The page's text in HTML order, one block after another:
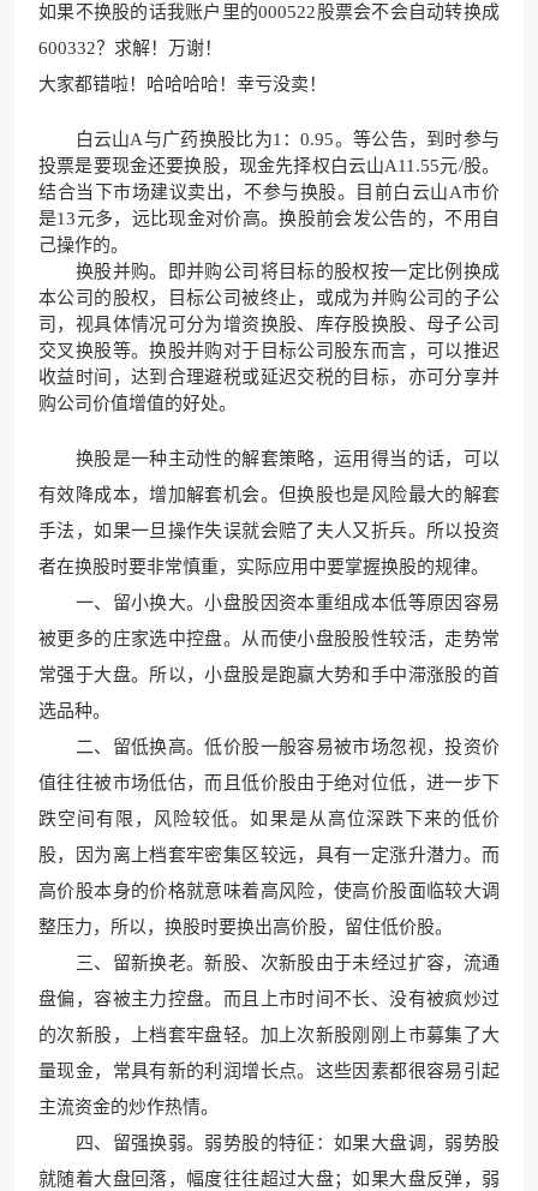
如果不换股的话我账户里的000522股票会不会自动转换成
600332？求解！万谢！
大家都错啦！哈哈哈哈！幸亏没卖！
白云山A与广药换股比为1：0.95。等公告，到时参与
投票是要现金还要换股，现金先择权白云山A11.55元/股。
结合当下市场建议卖出，不参与换股。目前白云山A市价
是13元多，远比现金对价高。换股前会发公告的，不用自
己操作的。
换股并购。即并购公司将目标的股权按一定比例换成
本公司的股权，目标公司被终止，或成为并购公司的子公
司，视具体情况可分为增资换股、库存股换股、母子公司
交叉换股等。换股并购对于目标公司股东而言，可以推迟
收益时间，达到合理避税或延迟交税的目标，亦可分享并
购公司价值增值的好处。
换股是一种主动性的解套策略，运用得当的话，可以
有效降成本，增加解套机会。但换股也是风险最大的解套
手法，如果一旦操作失误就会赔了夫人又折兵。所以投资
者在换股时要非常慎重，实际应用中要掌握换股的规律。
一、留小换大。小盘股因资本重组成本低等原因容易
被更多的庄家选中控盘。从而使小盘股股性较活，走势常
常强于大盘。所以，小盘股是跑赢大势和手中滞涨股的首
选品种。
二、留低换高。低价股一般容易被市场忽视，投资价
值往往被市场低估，而且低价股由于绝对位低，进一步下
跌空间有限，风险较低。如果是从高位深跌下来的低价
股，因为离上档套牢密集区较远，具有一定涨升潜力。而
高价股本身的价格就意味着高风险，使高价股面临较大调
整压力，所以，换股时要换出高价股，留住低价股。
三、留新换老。新股、次新股由于未经过扩容，流通
盘偏，容被主力控盘。而且上市时间不长、没有被疯炒过
的次新股，上档套牢盘轻。加上次新股刚刚上市募集了大
量现金，常具有新的利润增长点。这些因素都很容易引起
主流资金的炒作热情。
四、留强换弱。弱势股的特征：如果大盘调，弱势股
就随着大盘回落，幅度往往超过大盘；如果大盘反弹，弱